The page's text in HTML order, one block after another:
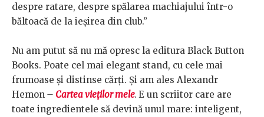
despre ratare, despre spălarea machiajului într-o
băltoacă de la ieşirea din club.”
Nu am putut să nu mă opresc la editura Black Button
Books. Poate cel mai elegant stand, cu cele mai
frumoase şi distinse cărţi. Şi am ales Alexandr
Hemon – Cartea vieţilor mele. E un scriitor care are
toate ingredientele să devină unul mare: inteligent,